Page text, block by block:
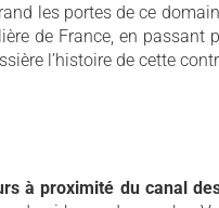
les portes de ce
de France, en passant
l’histoire de cette
à proximité du canal